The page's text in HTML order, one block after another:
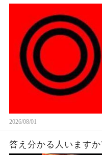
2026/08/01
答え分かる人いますか